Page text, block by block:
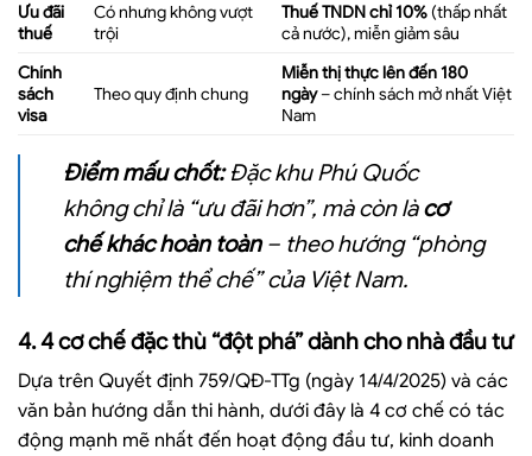
Ưu đãi
thuế
Có nhưng không vượt
trội
Thuế TNDN chỉ 10%(thấp nhất
cả nước), miễn giảm sâu
Chính
sách
visa
Theo quy định chung
Miễn thị thực lên đến 180
ngày– chính sách mở nhất Việt
Nam
Điểm mấu chốt:Đặc khu Phú Quốc
không chỉ là “ưu đãi hơn”, mà còn làcơ
chế khác hoàn toàn– theo hướng “phòng
thí nghiệm thể chế” của Việt Nam.
4. 4 cơ chế đặc thù “đột phá” dành cho nhà đầu tư
Dựa trên Quyết định 759/QĐ-TTg (ngày 14/4/2025) và các
văn bản hướng dẫn thi hành, dưới đây là 4 cơ chế có tác
động mạnh mẽ nhất đến hoạt động đầu tư, kinh doanh